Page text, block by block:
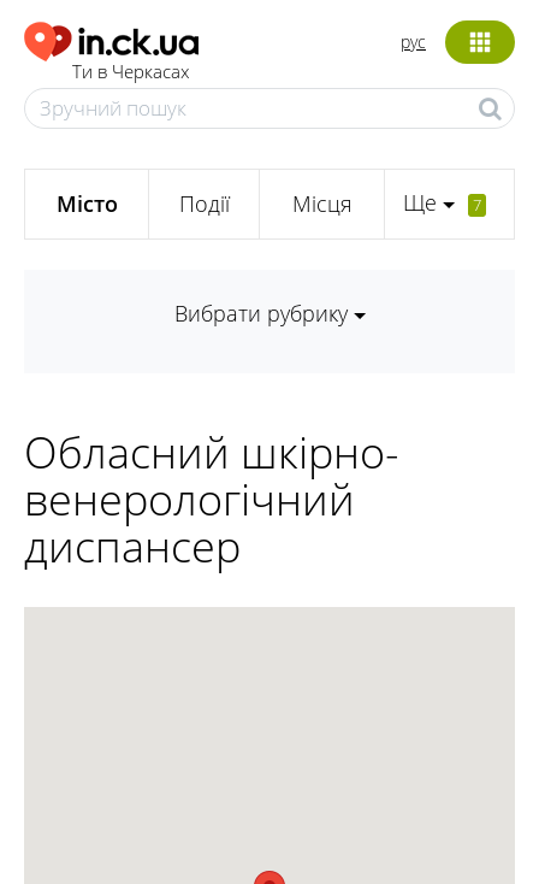
Ти в Черкасах
рус
Місто Події Місця Ще 7
Вибрати рубрику
Обласний шкірно-
венерологічний
диспансер